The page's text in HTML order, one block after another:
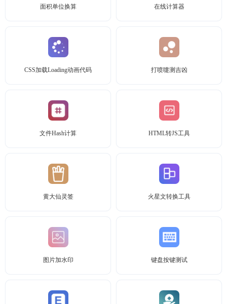
面积单位换算 在线计算器
CSS加载Loading动画代码 打喷嚏测吉凶
文件Hash计算 HTML转JS工具
黄大仙灵签 火星文转换工具
图片加水印 键盘按键测试